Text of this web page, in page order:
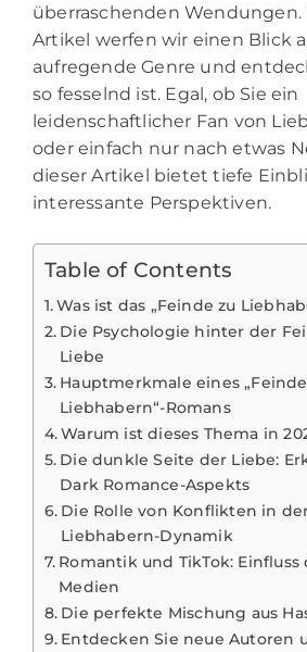
überraschenden Wendungen.
Artikel werfen wir einen Blick
aufregende Genre und
so fesselnd ist. Egal, ob Sie ein
leidenschaftlicher Fan von
oder einfach nur nach etwas
dieser Artikel bietet tiefe
interessante Perspektiven.
Table of Contents
Was ist das „Feinde zu
Die Psychologie hinter der
Liebe
Hauptmerkmale eines
Liebhabern“-Romans
Warum ist dieses Thema in
Die dunkle Seite der Liebe:
Dark Romance-Aspekts
Die Rolle von Konflikten in
Liebhabern-Dynamik
Romantik und TikTok: Einfluss
Medien
Die perfekte Mischung aus
Entdecken Sie neue Autoren